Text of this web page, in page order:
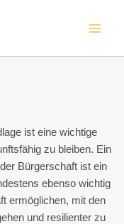
ist eine wichtige
zu bleiben. Ein
Bürgerschaft ist ein
ebenso wichtig
ermöglichen, mit den
und resilienter zu